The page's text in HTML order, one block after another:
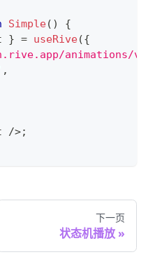
Simple( )
{
} = useRive({
animations/
,
/>;
下一页
状态机播放